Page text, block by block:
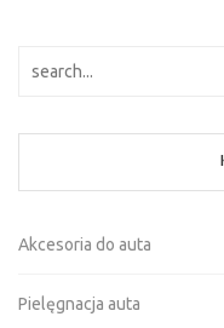
Szukaj:
Akcesoria do auta
Pielęgnacja auta